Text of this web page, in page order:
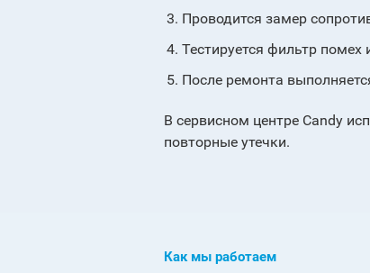
Проводится замер
Тестируется фильтр помех
После ремонта
В сервисном центре Candy
повторные утечки.
Как мы работаем